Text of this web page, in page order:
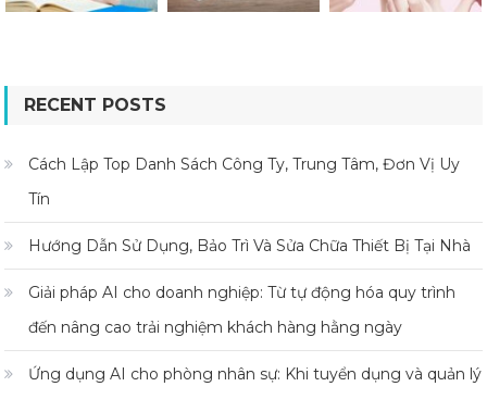
RECENT POSTS
Cách Lập Top Danh Sách Công Ty, Trung Tâm, Đơn Vị Uy
Tín
Hướng Dẫn Sử Dụng, Bảo Trì Và Sửa Chữa Thiết Bị Tại Nhà
Giải pháp AI cho doanh nghiệp: Từ tự động hóa quy trình
đến nâng cao trải nghiệm khách hàng hằng ngày
Ứng dụng AI cho phòng nhân sự: Khi tuyển dụng và quản lý